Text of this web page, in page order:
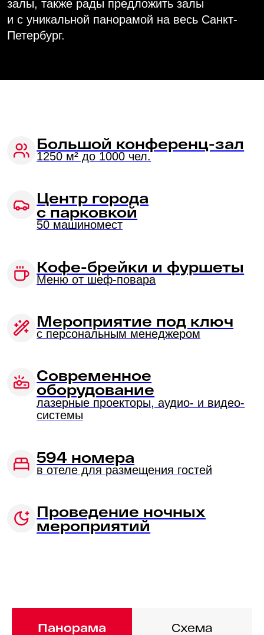
Проведение ночных
мероприятий
594 номера
в отеле для размещения гостей
Большой конференц-зал
1250 м² до 1000 чел.
Современное
оборудование
Меню от шеф-повара
с парковкой
Панорама Схема